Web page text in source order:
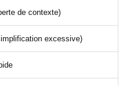
de contexte)
excessive)